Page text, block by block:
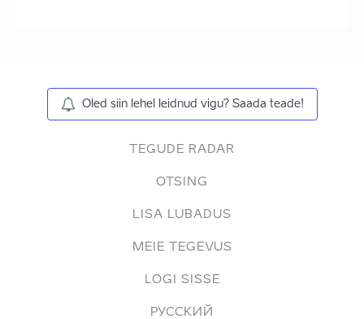
Oled siin lehel leidnud vigu? Saada teade!
TEGUDE RADAR
OTSING
LISA LUBADUS
MEIE TEGEVUS
LOGI SISSE
РУССКИЙ